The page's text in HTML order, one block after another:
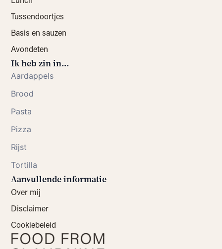
Tussendoortjes
Basis en sauzen
Avondeten
Ik heb zin in...
Aardappels
Brood
Pasta
Pizza
Rijst
Tortilla
Aanvullende informatie
Over mij
Disclaimer
Cookiebeleid